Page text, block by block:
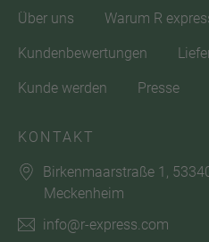
Über uns
Warum R
Kundenbewertungen
Kunde werden Presse
KONTAKT
Birkenmaarstraße 1,
Meckenheim
info@r-express.com